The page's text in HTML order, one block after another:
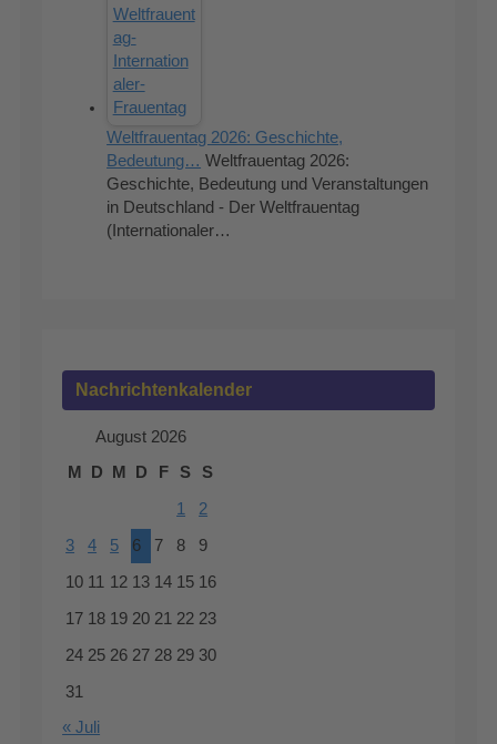
Weltfrauentag 2026: Geschichte,
Bedeutung… Weltfrauentag 2026:
Geschichte, Bedeutung und Veranstaltungen
in Deutschland - Der Weltfrauentag
(Internationaler…
Nachrichtenkalender
August 2026
M
D M D F S S
1 2
3 4 5 6 7 8 9
10 11 12 13 14 15 16
17 18 19 20 21 22 23
24 25 26 27 28 29 30
31
« Juli